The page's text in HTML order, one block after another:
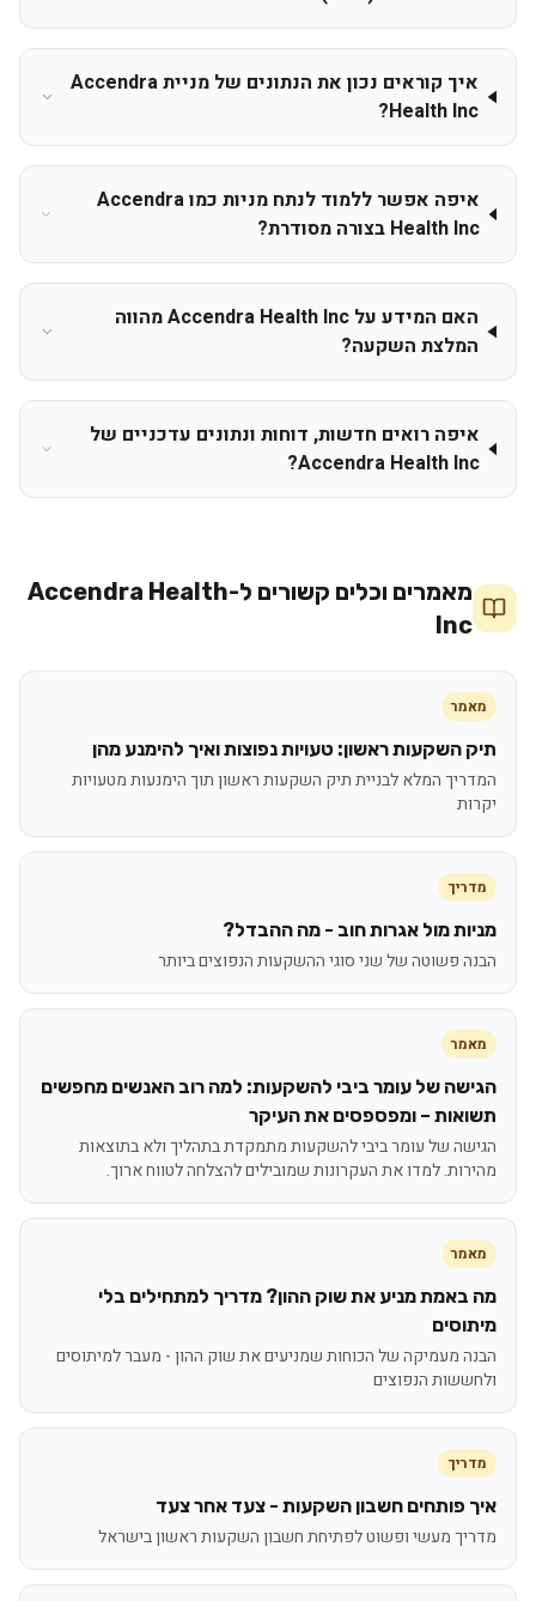
איך קוראים נכון את הנתונים של מניית Accendra
Health Inc?
איפה אפשר ללמוד לנתח מניות כמו Accendra
Health Inc בצורה מסודרת?
האם המידע על Accendra Health Inc מהווה
המלצת השקעה?
איפה רואים חדשות, דוחות ונתונים עדכניים של
Accendra Health Inc?
מאמרים וכלים קשורים ל-Accendra Health
Inc
מאמר
תיק השקעות ראשון: טעויות נפוצות ואיך להימנע מהן
המדריך המלא לבניית תיק השקעות ראשון תוך הימנעות מטעויות
יקרות
מדריך
מניות מול אגרות חוב - מה ההבדל?
הבנה פשוטה של שני סוגי ההשקעות הנפוצים ביותר
מאמר
הגישה של עומר ביבי להשקעות: למה רוב האנשים מחפשים
תשואות – ומפספסים את העיקר
הגישה של עומר ביבי להשקעות מתמקדת בתהליך ולא בתוצאות
מהירות. למדו את העקרונות שמובילים להצלחה לטווח ארוך.
מאמר
מה באמת מניע את שוק ההון? מדריך למתחילים בלי
מיתוסים
הבנה מעמיקה של הכוחות שמניעים את שוק ההון - מעבר למיתוסים
ולחששות הנפוצים
מדריך
איך פותחים חשבון השקעות - צעד אחר צעד
מדריך מעשי ופשוט לפתיחת חשבון השקעות ראשון בישראל